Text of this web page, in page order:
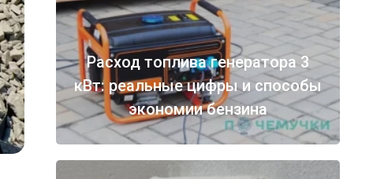
Расход топлива генератора 3
кВт: реальные цифры и способы
экономии бензина